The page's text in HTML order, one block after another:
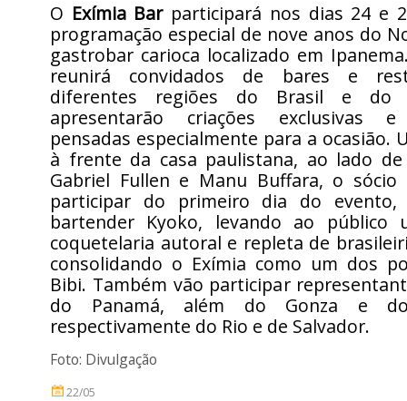
O Exímia Barparticipará nos dias 24 e
programação especial de nove anos do
gastrobar carioca localizado em
reunirá convidados de bares e
diferentes regiões do Brasil e do
apresentarão criações exclusivas e
pensadas especialmente para a ocasião.
à frente da casa paulistana, ao lado de
Gabriel Fullen e Manu Buffara, o sócio
participar do primeiro dia do
bartender Kyoko, levando ao público
coquetelaria autoral e repleta de
consolidando o Exímia como um dos
Bibi. Também vão participar
do Panamá, além do Gonza e
respectivamente do Rio e de Salvador.
Foto: Divulgação
22/05